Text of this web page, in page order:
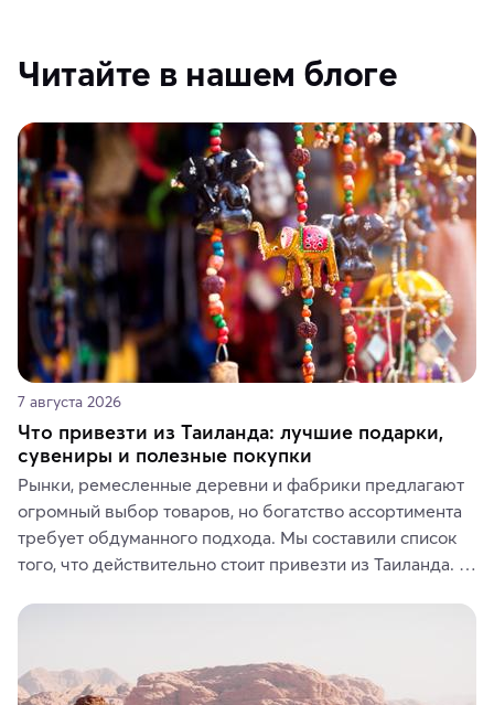
Читайте в нашем блоге
7 августа 2026
Что привезти из Таиланда: лучшие подарки,
сувениры и полезные покупки
Рынки, ремесленные деревни и фабрики предлагают
огромный выбор товаров, но богатство ассортимента
требует обдуманного подхода. Мы составили список
того, что действительно стоит привезти из Таиланда.
средства, одежду, украшения, предметы интерьера
где их купить.